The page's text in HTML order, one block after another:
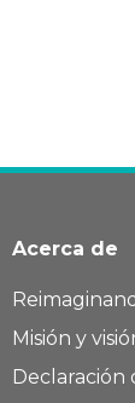
Acerca de
Misión y
Declaración